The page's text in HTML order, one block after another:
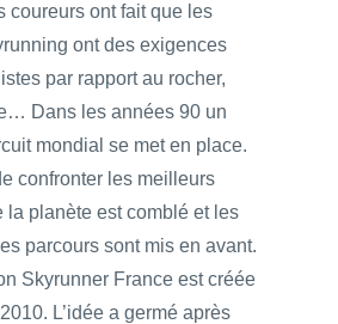
coureurs ont fait que les
ont des exigences
par rapport au rocher,
Dans les années 90 un
mondial se met en place.
confronter les meilleurs
la planète est comblé et les
parcours sont mis en avant.
Skyrunner France est créée
L’idée a germé après